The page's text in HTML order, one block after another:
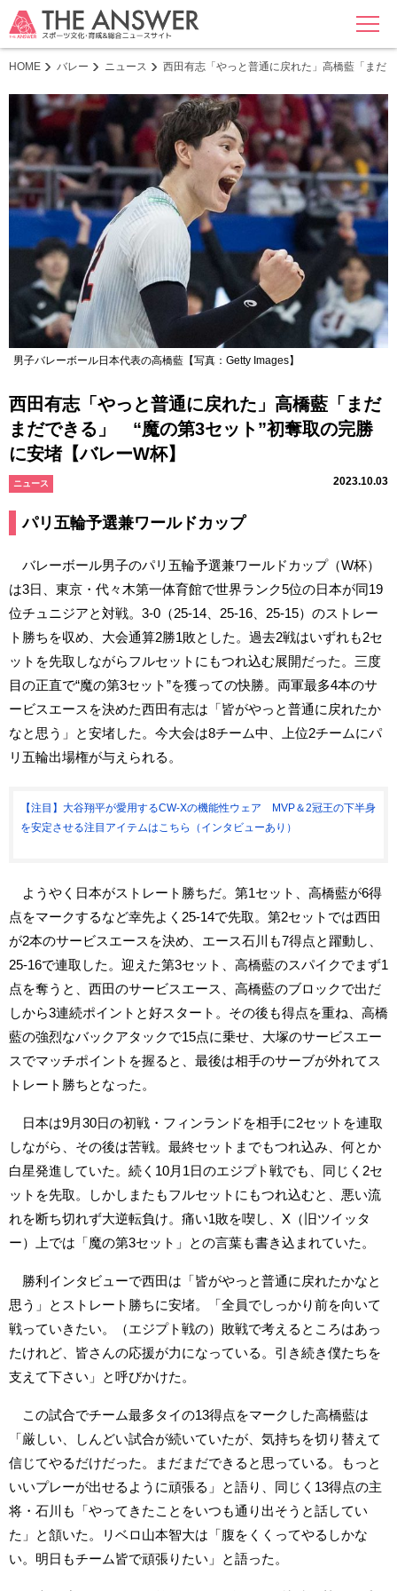
MENU
HOME バレー ニュース 西田有志「やっと普通に戻れた」高橋藍「まだ
男子バレーボール日本代表の高橋藍【写真：Getty Images】
西田有志「やっと普通に戻れた」高橋藍「まだ
まだできる」 “魔の第3セット”初奪取の完勝
に安堵【バレーW杯】
ニュース 2023.10.03
パリ五輪予選兼ワールドカップ
バレーボール男子のパリ五輪予選兼ワールドカップ（W杯）
は3日、東京・代々木第一体育館で世界ランク5位の日本が同19
位チュニジアと対戦。3-0（25-14、25-16、25-15）のストレー
ト勝ちを収め、大会通算2勝1敗とした。過去2戦はいずれも2セ
ットを先取しながらフルセットにもつれ込む展開だった。三度
目の正直で“魔の第3セット”を獲っての快勝。両軍最多4本のサ
ービスエースを決めた西田有志は「皆がやっと普通に戻れたか
なと思う」と安堵した。今大会は8チーム中、上位2チームにパ
リ五輪出場権が与えられる。
【注目】大谷翔平が愛用するCW-Xの機能性ウェア MVP＆2冠王の下半身
を安定させる注目アイテムはこちら（インタビューあり）
ようやく日本がストレート勝ちだ。第1セット、高橋藍が6得
点をマークするなど幸先よく25-14で先取。第2セットでは西田
が2本のサービスエースを決め、エース石川も7得点と躍動し、
25-16で連取した。迎えた第3セット、高橋藍のスパイクでまず1
点を奪うと、西田のサービスエース、高橋藍のブロックで出だ
しから3連続ポイントと好スタート。その後も得点を重ね、高橋
藍の強烈なバックアタックで15点に乗せ、大塚のサービスエー
スでマッチポイントを握ると、最後は相手のサーブが外れてス
トレート勝ちとなった。
日本は9月30日の初戦・フィンランドを相手に2セットを連取
しながら、その後は苦戦。最終セットまでもつれ込み、何とか
白星発進していた。続く10月1日のエジプト戦でも、同じく2セ
ットを先取。しかしまたもフルセットにもつれ込むと、悪い流
れを断ち切れず大逆転負け。痛い1敗を喫し、X（旧ツイッタ
ー）上では「魔の第3セット」との言葉も書き込まれていた。
勝利インタビューで西田は「皆がやっと普通に戻れたかなと
思う」とストレート勝ちに安堵。「全員でしっかり前を向いて
戦っていきたい。（エジプト戦の）敗戦で考えるところはあっ
たけれど、皆さんの応援が力になっている。引き続き僕たちを
支えて下さい」と呼びかけた。
この試合でチーム最多タイの13得点をマークした高橋藍は
「厳しい、しんどい試合が続いていたが、気持ちを切り替えて
信じてやるだけだった。まだまだできると思っている。もっと
いいプレーが出せるように頑張る」と語り、同じく13得点の主
将・石川も「やってきたことをいつも通り出そうと話してい
た」と頷いた。リベロ山本智大は「腹をくくってやるしかな
い。明日もチーム皆で頑張りたい」と語った。